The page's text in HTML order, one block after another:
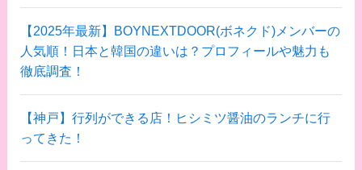
【2025年最新】BOYNEXTDOOR(ボネクド)メンバーの
人気順！日本と韓国の違いは？プロフィールや魅力も
徹底調査！
【神戸】行列ができる店！ヒシミツ醤油のランチに行
ってきた！